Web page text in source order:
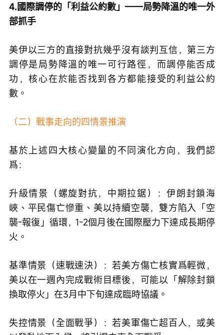
4.國際調停的「利益公約數」——局勢降溫的唯一外
部抓手
美伊以三方的直接對抗幾乎沒有談判互信，第三方
調停是局勢降溫的唯一可行路徑，而調停能否成
功，核心在於能否找到各方都能接受的利益公約
數。
（二）戰事走向的四情景推演
基於上述四大核心變量的不同演化方向，我們認
爲：
升級情景（螺旋對抗，中期拉鋸）：伊朗封鎖海
峽、平民傷亡慘重、美以持續空襲，雙方陷入「空
襲-報復」循環，1-2個月後在國際壓力下達成長期停
火。
基準情景（速戰速決）：若美方傷亡核實爲輕微，
美以在一週內完成戰術目標後，可能以「解除封鎖
換取停火」在3月中下旬達成臨時協議。
失控情景（全面戰爭）：若美軍傷亡超百人，或美